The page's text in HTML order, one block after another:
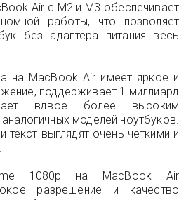
Air с M2 и M3 обеспечивает
работы, что позволяет
без адаптера питания весь
на MacBook Air имеет яркое и
поддерживает 1 миллиард
вдвое более высоким
моделей ноутбуков.
текст выглядят очень четкими и
1080p на MacBook Air
разрешение и качество